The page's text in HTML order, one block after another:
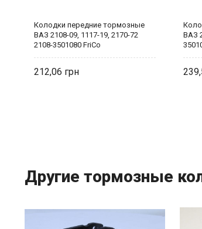
Колодки передние тормозные
ВАЗ 2108-09, 1117-19, 2170-72
2108-3501080 FriCo
212,06
ВАЗ
Другие тормозные